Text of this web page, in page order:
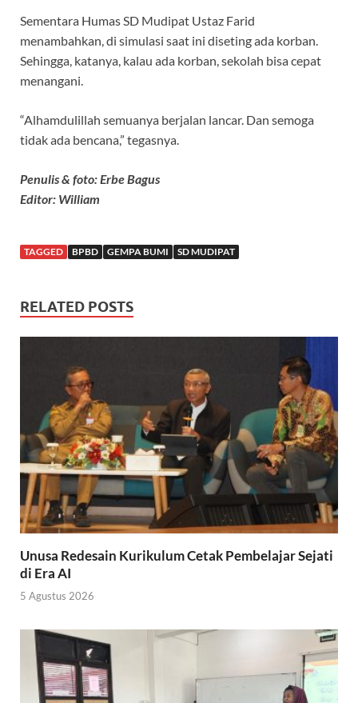
Sementara Humas SD Mudipat Ustaz Farid
menambahkan, di simulasi saat ini diseting ada korban.
Sehingga, katanya, kalau ada korban, sekolah bisa cepat
menangani.
“Alhamdulillah semuanya berjalan lancar. Dan semoga
tidak ada bencana,” tegasnya.
Penulis & foto: Erbe Bagus
Editor: William
TAGGED BPBD GEMPA BUMI SD MUDIPAT
RELATED POSTS
Unusa Redesain Kurikulum Cetak Pembelajar Sejati
di Era AI
5 Agustus 2026